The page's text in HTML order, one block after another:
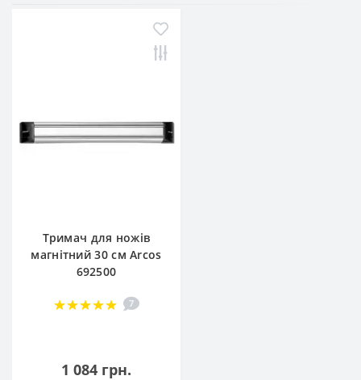
Тримач для ножів
магнітний 30 см Arcos
692500
7
1 084 грн.